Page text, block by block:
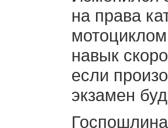
на права
навык
если
экзамен